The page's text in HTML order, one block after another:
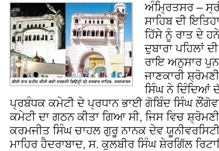
ਅੰਮ੍ਰਿਤਸਰ –
ਸਾਹਿਬ ਦੀ
ਹਿੱਸੇ ਨੂੰ ਰਾਤ ਦੇ
ਦੁਬਾਰਾ ਪਹਿਲਾਂ
ਰਾਇ ਅਨੁਸਾਰ
ਜਾਣਕਾਰੀ
ਸਿੰਘ ਨੇ ਦਿੰਦਿਆਂ
ਪ੍ਰਬੰਧਕ ਕਮੇਟੀ ਦੇ ਪ੍ਰਧਾਨ ਭਾਈ ਗੋਬਿੰਦ ਸਿੰਘ
ਕਮੇਟੀ ਦਾ ਗਠਨ ਕੀਤਾ ਗਿਆ ਸੀ, ਜਿਸ ਵਿਚ
ਕਰਮਜੀਤ ਸਿੰਘ ਚਾਹਲ ਗੁਰੂ ਨਾਨਕ ਦੇਵ
ਮਾਹਿਰ ਹੈਦਰਾਬਾਦ, ਸ. ਕੁਲਬੀਰ ਸਿੰਘ ਸ਼ੇਰਗਿੱਲ